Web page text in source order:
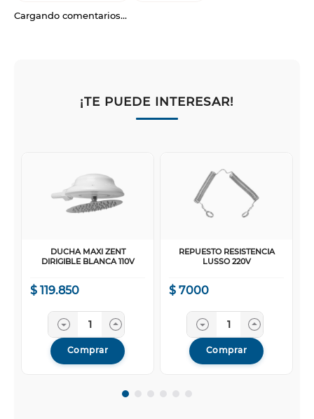
Cargando comentarios…
¡TE PUEDE INTERESAR!
DUCHA MAXI ZENT
DIRIGIBLE BLANCA 110V
$ 119.850
Comprar
REPUESTO RESISTENCIA
LUSSO 220V
$ 7000
Comprar